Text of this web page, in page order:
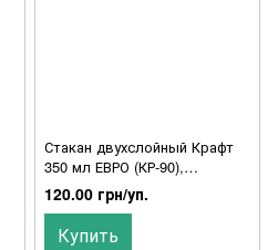
Стакан двухслойный Крафт
350 мл ЕВРО (КР-90),
упаковка 25 шт
120.00 грн/уп.
Купить